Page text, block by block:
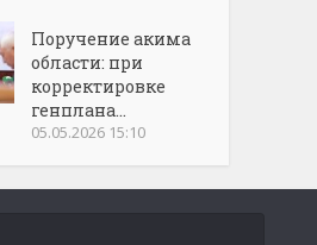
Поручение акима
области: при
корректировке
генплана...
05.05.2026 15:10